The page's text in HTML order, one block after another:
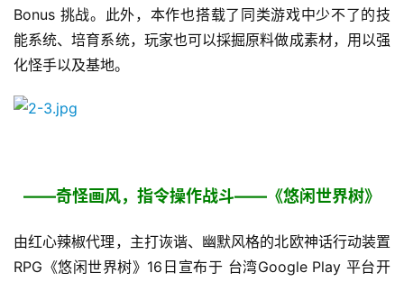
Bonus 挑战。此外，本作也搭载了同类游戏中少不了的技
能系统、培育系统，玩家也可以採掘原料做成素材，用以强
化怪手以及基地。
——奇怪画风，指令操作战斗——《悠闲世界树》
由红心辣椒代理，主打诙谐、幽默风格的北欧神话行动装置
RPG《悠闲世界树》16日宣布于 台湾Google Play 平台开